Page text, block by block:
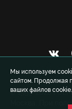
Мы используем
сайтом. Продолжая
ваших файлов cookie.
© 1999-2026
Москва. При